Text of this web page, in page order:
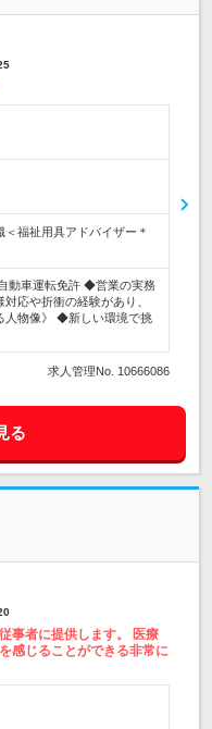
＜福祉用具アドバイザー＊
動車運転免許 ◆営業の実務
応や折衝の経験があり、
人物像》 ◆新しい環境で挑
求人管理No. 10666086
る
事者に提供します。 医療
感じることができる非常に